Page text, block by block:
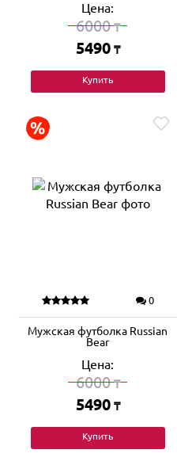
Цена:
6000₸
5490 ₸
Купить
0
Мужская футболка Russian
Bear
Цена:
6000₸
5490 ₸
Купить